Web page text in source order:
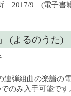
2017/9 (電子書
(よるのうた)
連弾組曲の楽譜の
のみ入手可能です